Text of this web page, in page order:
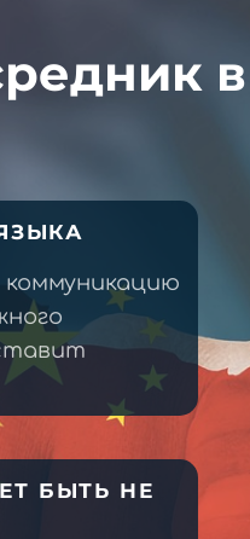
в
БЫТЬ НЕ